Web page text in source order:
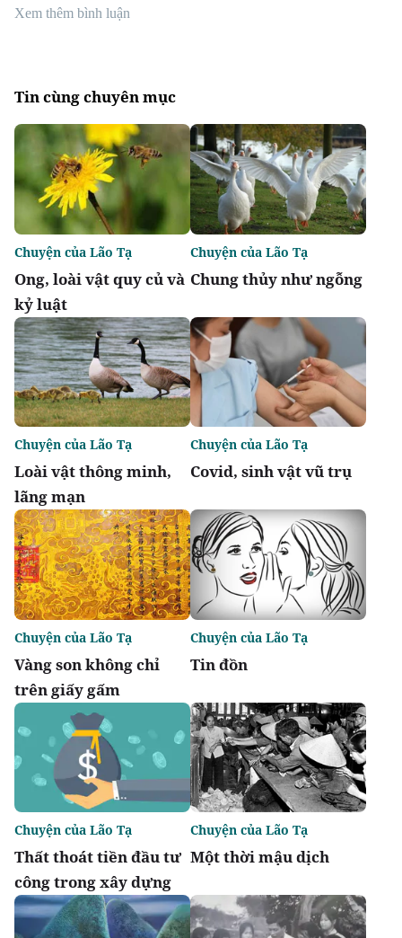
Xem thêm bình luận
Tin cùng chuyên mục
Ong, loài vật quy củ và
kỷ luật
Chuyện của Lão Tạ
Chung thủy như ngỗng
Chuyện của Lão Tạ
Loài vật thông minh,
lãng mạn
Chuyện của Lão Tạ
Covid, sinh vật vũ trụ
Chuyện của Lão Tạ
Vàng son không chỉ
trên giấy gấm
Chuyện của Lão Tạ
Tin đồn
Chuyện của Lão Tạ
Thất thoát tiền đầu tư
công trong xây dựng
Chuyện của Lão Tạ
Một thời mậu dịch
Chuyện của Lão Tạ